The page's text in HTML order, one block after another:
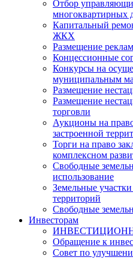
Отбор
многоквартирных
Капитальный
ЖКХ
Размещение
Концессионные
Конкурсы на
муниципальным
Размещение
Размещение
торговли
Аукционы на
застроенной
Торги на право
комплексном
Свободные
использование
Земельные
территорий
Свободные
Инвесторам
Обращение к
Совет по